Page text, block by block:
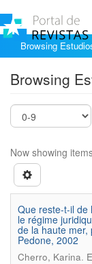
Browsing
Browsing
Now showing
Que reste-t-il de
le régime
de la haute mer,
Pedone, 2002
Cherro, Karina.